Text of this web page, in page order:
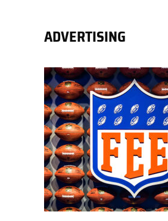
ADVERTISING